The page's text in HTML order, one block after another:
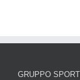
GRUPPO